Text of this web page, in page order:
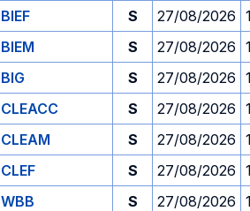
BIEF
S 27/08/2026
BIEM
S 27/08/2026
BIG
S 27/08/2026
CLEACC
S 27/08/2026
CLEAM
S 27/08/2026
CLEF
S 27/08/2026
WBB
S 27/08/2026